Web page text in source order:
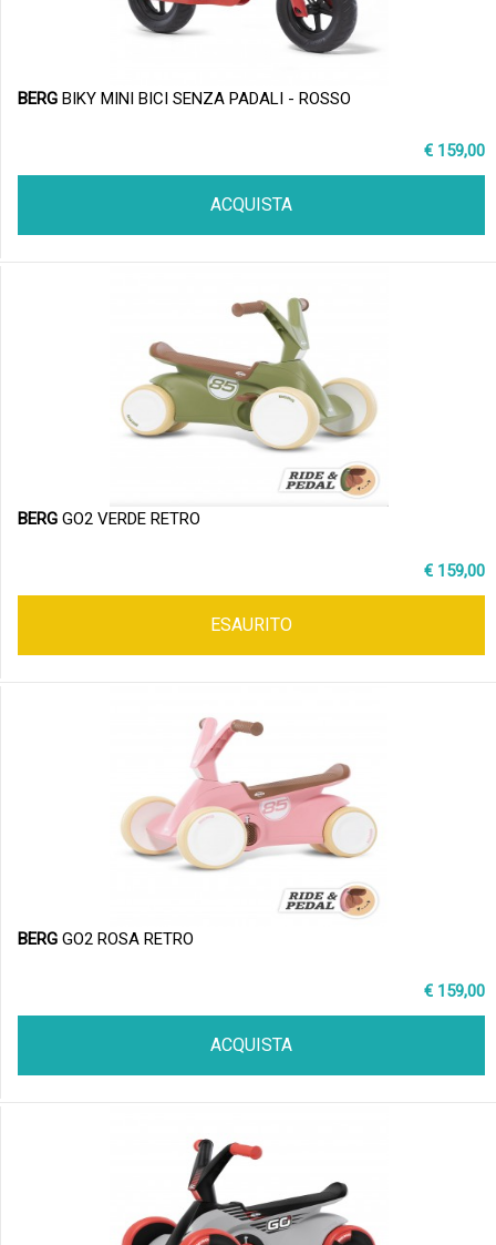
BERG BIKY MINI BICI SENZA PADALI - ROSSO
€ 159,00
ACQUISTA
BERG GO2 VERDE RETRO
€ 159,00
ESAURITO
BERG GO2 ROSA RETRO
€ 159,00
ACQUISTA